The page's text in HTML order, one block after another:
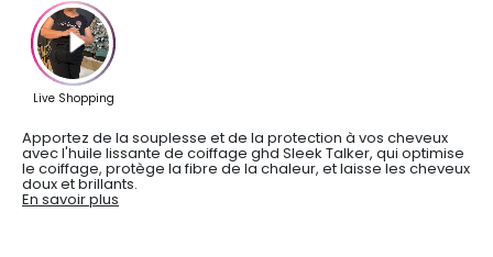
Apportez de la souplesse et de la protection à vos cheveux
avec l'huile lissante de coiffage ghd Sleek Talker, qui optimise
le coiffage, protège la fibre de la chaleur, et laisse les cheveux
doux et brillants.
En savoir plus